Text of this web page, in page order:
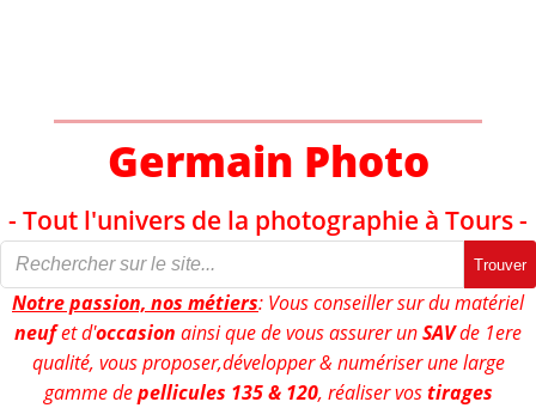
Germain Photo
- Tout l'univers de la photographie à Tours -
Trouver
Notre passion, nos métiers: Vous conseiller sur du matériel
neufet d'occasion ainsi que de vous assurer unSAVde 1ere
qualité, vous proposer,développer & numériser une large
gamme depellicules 135 & 120, réaliser vostirages